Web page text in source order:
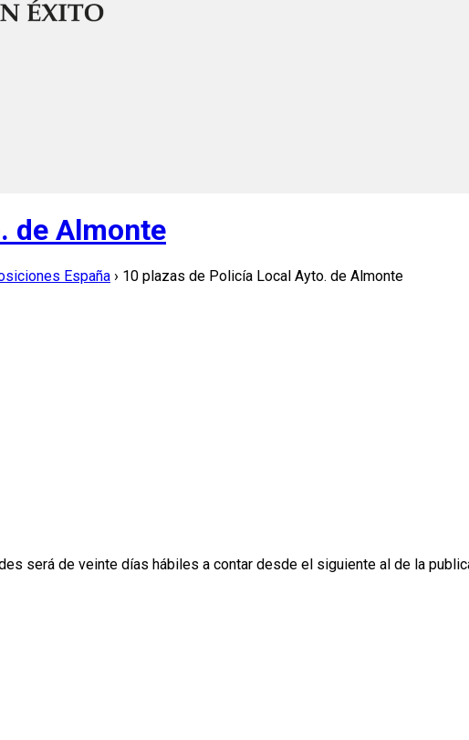
de Almonte
España › 10 plazas de Policía Local Ayto. de Almonte
será de veinte días hábiles a contar desde el siguiente al de la